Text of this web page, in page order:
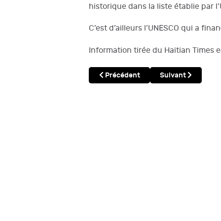
historique dans la liste établie par
C’est d’ailleurs l’UNESCO qui a
Information tirée du Haitian Times
Article précédent : Les refuges du
Précédent Article suivant :
Suivant